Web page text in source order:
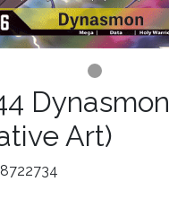
Dynasmon
Art)